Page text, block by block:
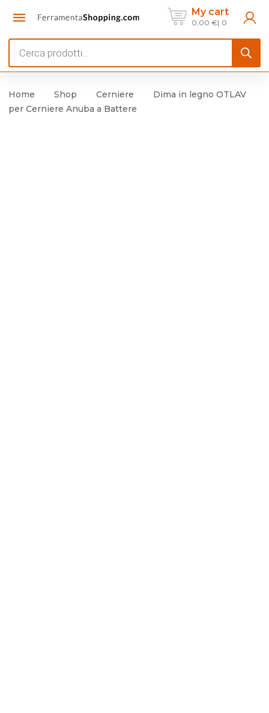
My cart
0,00 € 0
search
Home Shop Cerniere
Dima in legno OTLAV
per Cerniere Anuba a Battere